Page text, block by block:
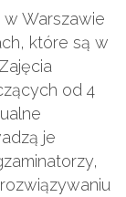
w Warszawie
które są w
od 4
je